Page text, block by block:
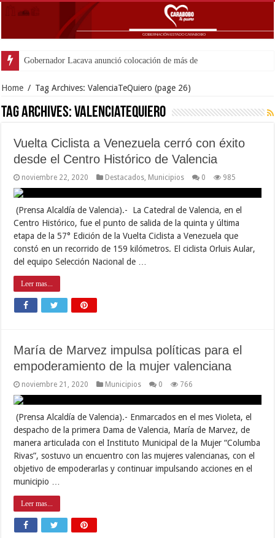
Gobernador Lacava anunció colocación de más de mil 500 tone
Home / Tag Archives: ValenciaTeQuiero (page 26)
Tag Archives:ValenciaTeQuiero
Vuelta Ciclista a Venezuela cerró con éxito
desde el Centro Histórico de Valencia
noviembre 22, 2020 Destacados Municipios 0 985
(Prensa Alcaldía de Valencia).- La Catedral de Valencia, en el
Centro Histórico, fue el punto de salida de la quinta y última
etapa de la 57° Edición de la Vuelta Ciclista a Venezuela que
constó en un recorrido de 159 kilómetros. El ciclista Orluis Aular,
del equipo Selección Nacional de …
Leer mas...
María de Marvez impulsa políticas para el
empoderamiento de la mujer valenciana
noviembre 21, 2020 Municipios 0 766
(Prensa Alcaldía de Valencia).- Enmarcados en el mes Violeta, el
despacho de la primera Dama de Valencia, María de Marvez, de
manera articulada con el Instituto Municipal de la Mujer “Columba
Rivas”, sostuvo un encuentro con las mujeres valencianas, con el
objetivo de empoderarlas y continuar impulsando acciones en el
municipio …
Leer mas...